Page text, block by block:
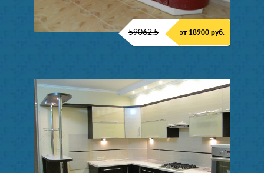
59062.5 от 18900 руб.